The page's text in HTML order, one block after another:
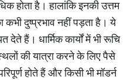
होता है। हालांकि इनकी उत्तम
दुष्प्रभाव नहीं पड़ता है। ये
हैं। धार्मिक कार्यों में भी रूचि
की यात्रा करने के लिए पैसे
होते हैं और किसी भी मॉडर्न